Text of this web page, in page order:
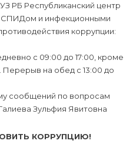
РБ Республиканский центр
СПИДом и инфекционными
коррупции:
с 09:00 до 17:00, кроме
Перерыв на обед с 13:00 до
сообщений по вопросам
Зульфия Явитовна
КОРРУПЦИЮ!